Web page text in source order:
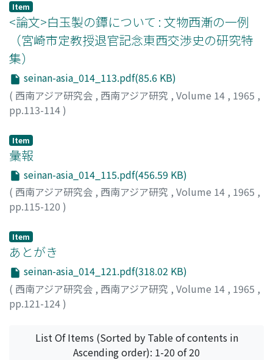
Item
<論文>白玉製の鐔について : 文物西漸の一例
（宮崎市定教授退官記念東西交渉史の研究特
集）
seinan-asia_014_113.pdf(85.6 KB)
( 西南アジア研究会 , 西南アジア研究 , Volume 14 , 1965 ,
pp.113-114)
Item
彙報
seinan-asia_014_115.pdf(456.59 KB)
( 西南アジア研究会 , 西南アジア研究 , Volume 14 , 1965 ,
pp.115-120 )
Item
あとがき
seinan-asia_014_121.pdf(318.02 KB)
( 西南アジア研究会 , 西南アジア研究 , Volume 14 , 1965 ,
pp.121-124)
List Of Items (Sorted by Table of contents in
Ascending order): 1-20 of 20